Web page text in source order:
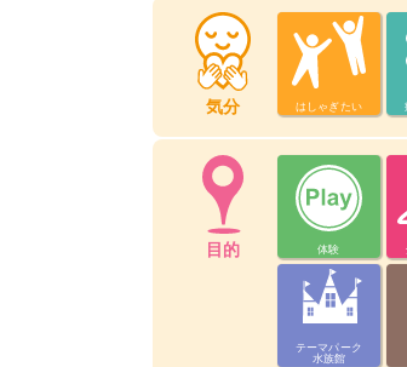
気分 はしゃぎたい
目的 体験
テーマパーク
水族館